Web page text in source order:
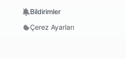
Bildirimler
Çerez Ayarları